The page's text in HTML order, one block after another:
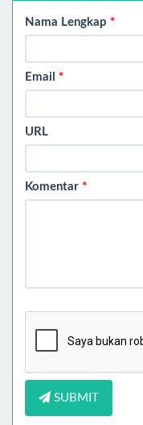
Nama Lengkap *
Email *
URL
Komentar *
SUBMIT